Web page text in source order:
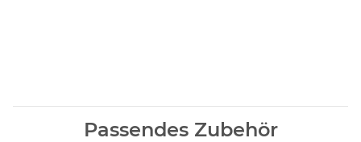
Passendes Zubehör